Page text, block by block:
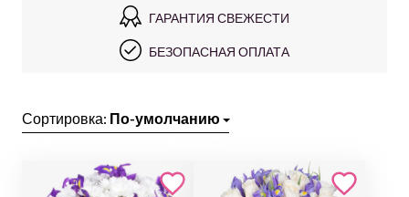
ГАРАНТИЯ СВЕЖЕСТИ
БЕЗОПАСНАЯ ОПЛАТА
Сортировка: По-умолчанию